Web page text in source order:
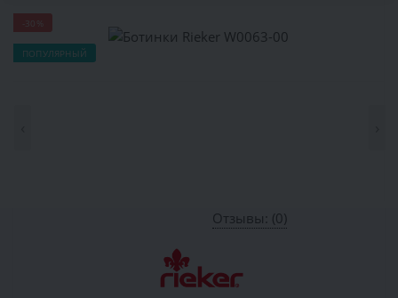
ПОПУЛЯРНЫЙ
Отзывы: (0)